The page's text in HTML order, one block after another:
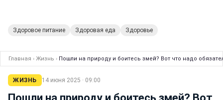
Здоровое питание Здоровая еда Здоровье
Главная › Жизнь › Пошли на природу и боитесь змей? Вот что надо
ЖИЗНЬ 14 июня 2025 · 09:00